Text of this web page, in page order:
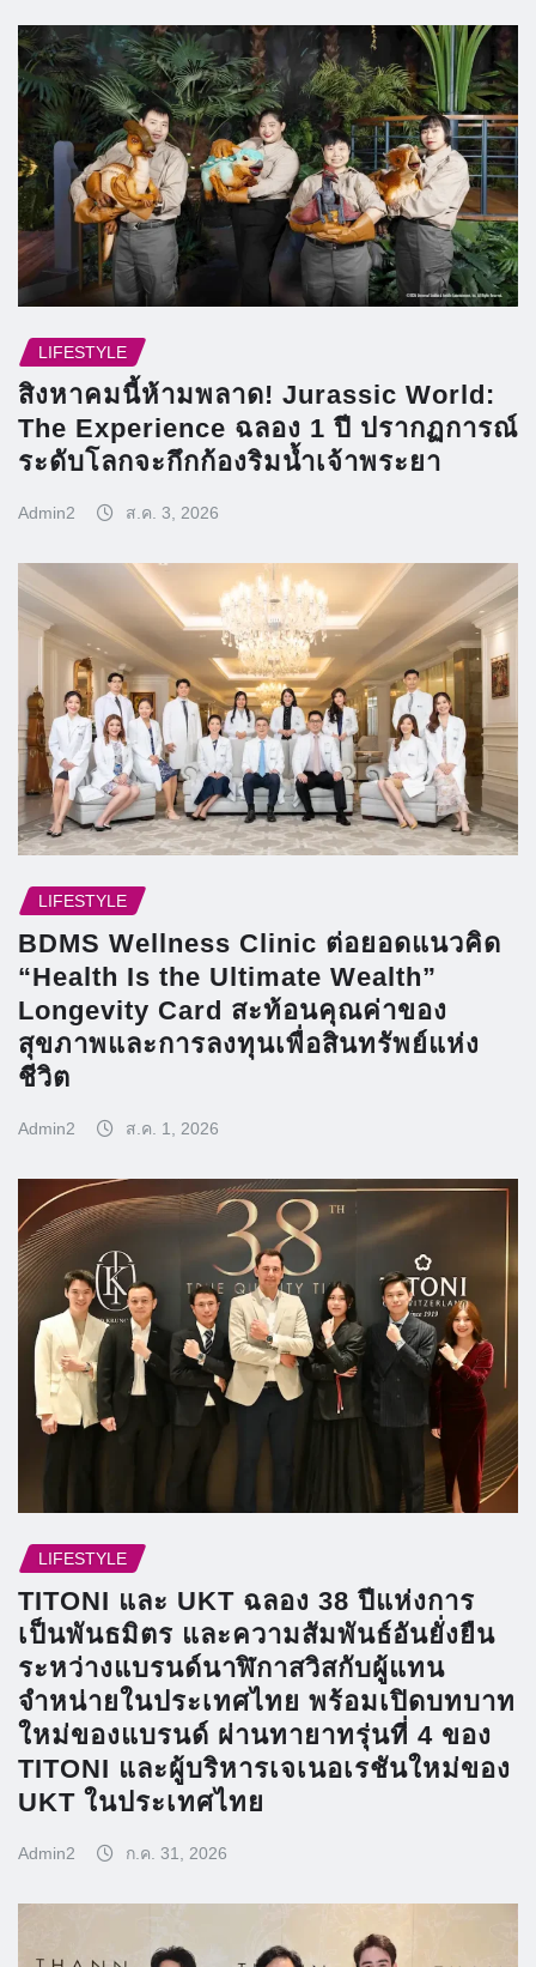
LIFESTYLE
สิงหาคมนี้ห้ามพลาด! Jurassic World:
The Experience ฉลอง 1 ปี ปรากฏการณ์
ระดับโลกจะกึกก้องริมน้ำเจ้าพระยา
Admin2 ส.ค. 3, 2026
LIFESTYLE
BDMS Wellness Clinic ต่อยอดแนวคิด
“Health Is the Ultimate Wealth”
Longevity Card สะท้อนคุณค่าของ
สุขภาพและการลงทุนเพื่อสินทรัพย์แห่ง
ชีวิต
Admin2 ส.ค. 1, 2026
LIFESTYLE
TITONI และ UKT ฉลอง 38 ปีแห่งการ
เป็นพันธมิตร และความสัมพันธ์อันยั่งยืน
ระหว่างแบรนด์นาฬิกาสวิสกับผู้แทน
จำหน่ายในประเทศไทย พร้อมเปิดบทบาท
ใหม่ของแบรนด์ ผ่านทายาทรุ่นที่ 4 ของ
TITONI และผู้บริหารเจเนอเรชันใหม่ของ
UKT ในประเทศไทย
Admin2 ก.ค. 31, 2026